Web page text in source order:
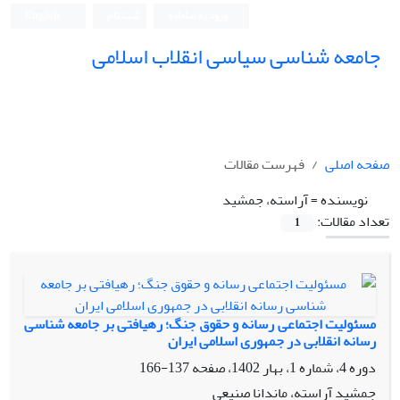
جامعه شناسی سیاسی انقلاب اسلامی
صفحه اصلی
فهرست مقالات
نویسنده =آراسته، جمشید
تعداد مقالات:
1
مسئولیت اجتماعی رسانه و حقوق جنگ؛ رهیافتی بر جامعه شناسی
رسانه انقلابی در جمهوری اسلامی ایران
دوره 4، شماره 1، بهار 1402، صفحه
137-166
جمشید آراسته، ماندانا صنیعی